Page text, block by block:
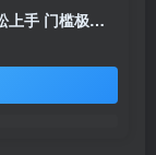
最新玩法 头条挂机阅读 全自动操作 小白轻松上手 门槛极低仅需一部手机…